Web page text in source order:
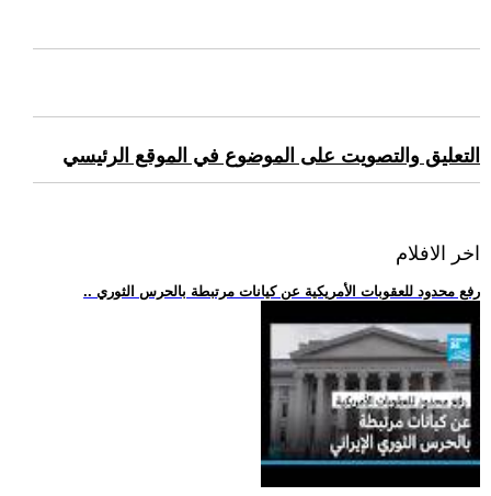
التعليق والتصويت على الموضوع في الموقع الرئيسي
اخر الافلام
.. رفع محدود للعقوبات الأمريكية عن كيانات مرتبطة بالحرس الثوري